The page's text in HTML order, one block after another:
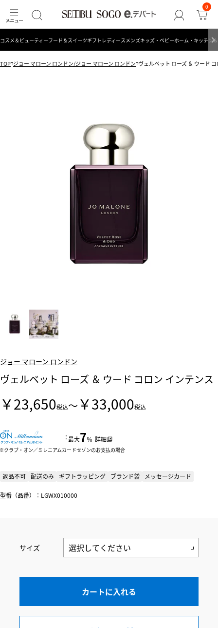
0
コスメ＆ビューティーフード＆スイーツギフト レディース メンズキッズ・ベビーホーム・キッチン
TOP ジョー マローン ロンドン/ジョー マローン ロンドン ヴェルベット ローズ ＆ ウード
ジョー マローン ロンドン
ヴェルベット ローズ ＆ ウード コロン インテンス
￥23,650税込～ ￥33,000税込
：最大7％ 詳細
クラブ・オン／ミレニアムカードセゾンのお支払の場合
返品不可 配送のみ ギフトラッピング ブランド袋 メッセージカード
型番（品番）：LGWX010000
サイズ
カートに入れる